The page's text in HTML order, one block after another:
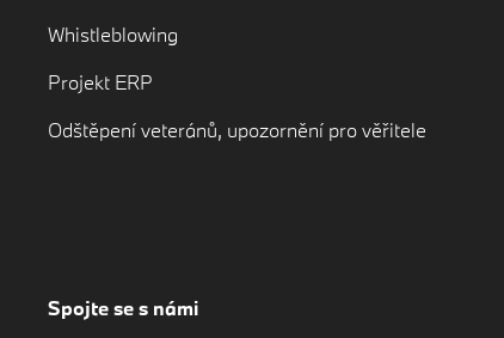
Whistleblowing
Projekt ERP
Odštěpení veteránů, upozornění pro věřitele
Spojte se s námi